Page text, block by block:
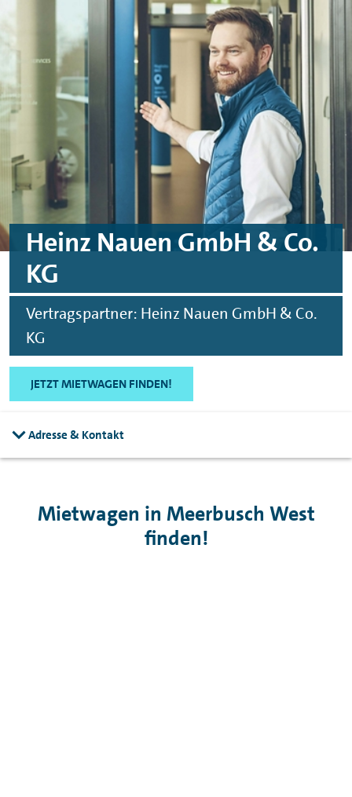
Skip to main content
Skip to footer
Heinz Nauen GmbH & Co.
KG
Vertragspartner: Heinz Nauen GmbH & Co.
KG
JETZT MIETWAGEN FINDEN!
Adresse & Kontakt
Mietwagen in Meerbusch West
finden!